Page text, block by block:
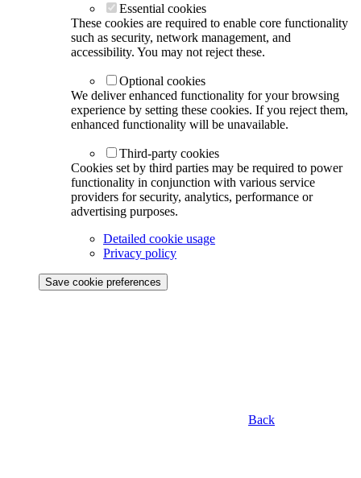
Essential cookies
These cookies are required to enable core functionality
such as security, network management, and
accessibility. You may not reject these.
Optional cookies
We deliver enhanced functionality for your browsing
experience by setting these cookies. If you reject them,
enhanced functionality will be unavailable.
Third-party cookies
Cookies set by third parties may be required to power
functionality in conjunction with various service
providers for security, analytics, performance or
advertising purposes.
Detailed cookie usage
Privacy policy
Save cookie preferences
Back